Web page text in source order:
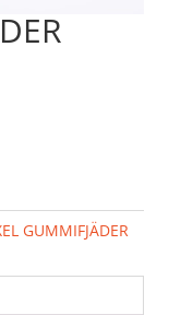
GUMMIFJÄDER